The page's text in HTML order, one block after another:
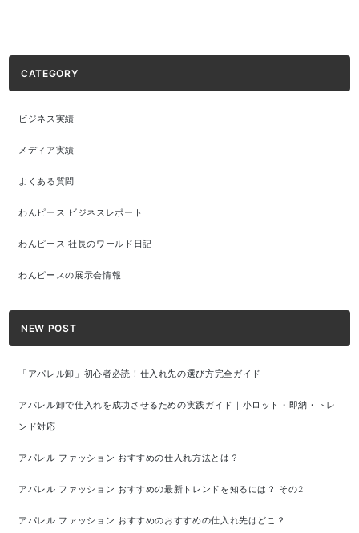
CATEGORY
ビジネス実績
メディア実績
よくある質問
わんピース ビジネスレポート
わんピース 社長のワールド日記
わんピースの展示会情報
NEW POST
「アパレル卸」初心者必読！仕入れ先の選び方完全ガイド
アパレル卸で仕入れを成功させるための実践ガイド｜小ロット・即納・トレ
ンド対応
アパレル ファッション おすすめの仕入れ方法とは？
アパレル ファッション おすすめの最新トレンドを知るには？ その2
アパレル ファッション おすすめのおすすめの仕入れ先はどこ？